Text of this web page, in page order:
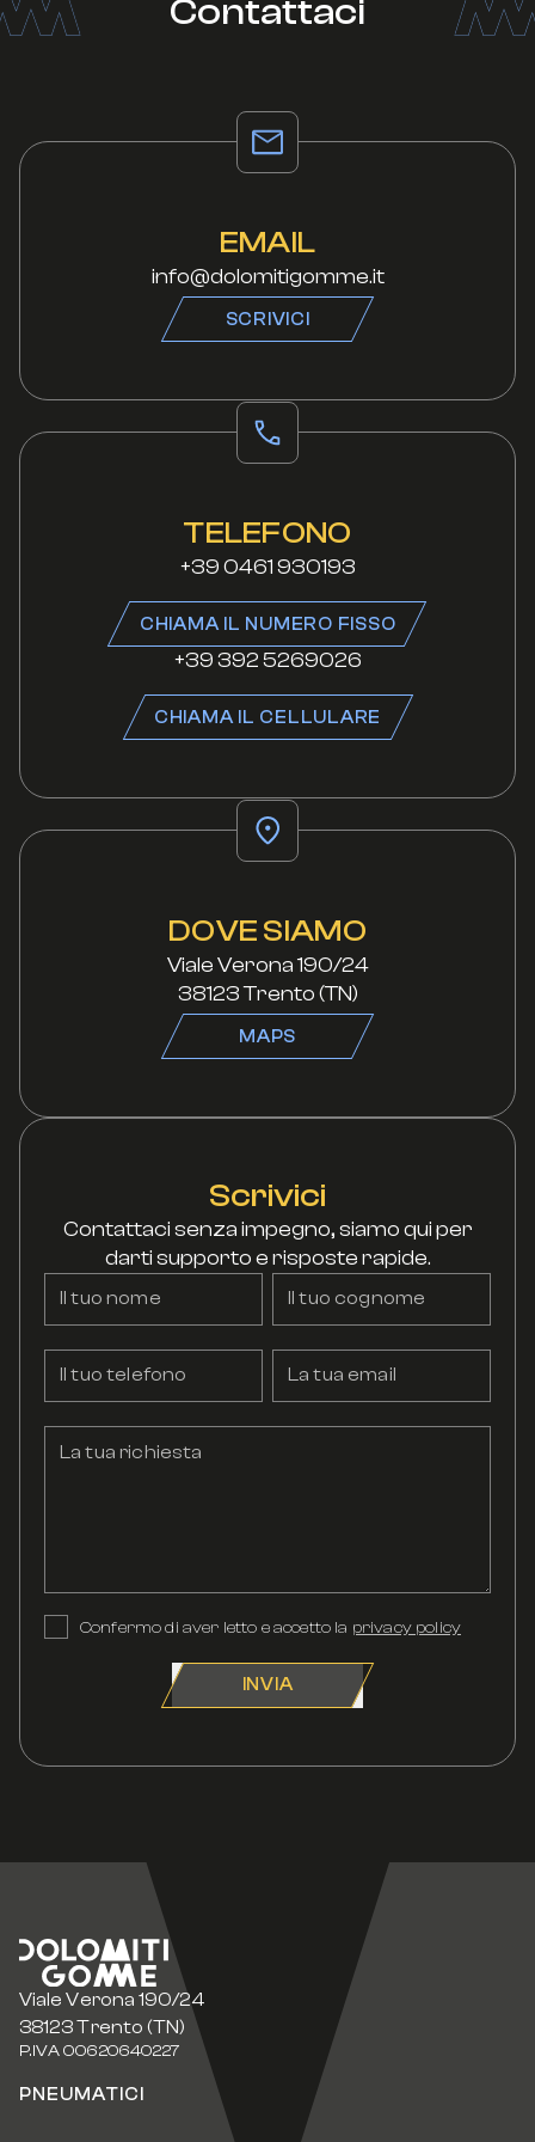
Contattaci
EMAIL
info@dolomitigomme.it
SCRIVICI
TELEFONO
+39 0461 930193
CHIAMA IL NUMERO FISSO
+39 392 5269026
CHIAMA IL CELLULARE
DOVE SIAMO
Viale Verona 190/24
38123 Trento (TN)
MAPS
Scrivici
Contattaci senza impegno, siamo qui per
darti supporto e risposte rapide.
Confermo di aver letto e accetto la privacy policy
INVIA
Viale Verona 190/24
38123 Trento (TN)
P.IVA 00620640227
PNEUMATICI